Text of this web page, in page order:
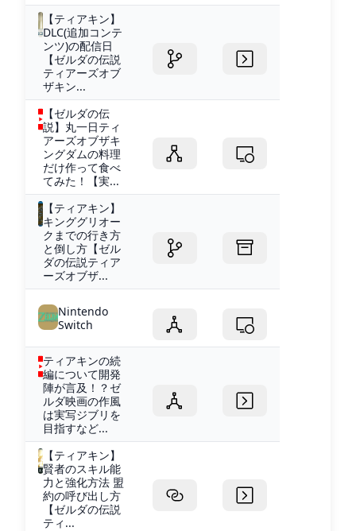
【ティアキン】
DLC(追加コンテ
ンツ)の配信日
【ゼルダの伝説
ティアーズオブ
ザキン...
【ゼルダの伝
説】丸一日ティ
アーズオブザキ
ングダムの料理
だけ作って食べ
てみた！【実...
【ティアキン】
キンググリオー
クまでの行き方
と倒し方【ゼル
ダの伝説ティア
ーズオブザ...
Nintendo
Switch
ティアキンの続
編について開発
陣が言及！？ゼ
ルダ映画の作風
は実写ジブリを
目指すなど...
【ティアキン】
賢者のスキル能
力と強化方法 盟
約の呼び出し方
【ゼルダの伝説
ティ...